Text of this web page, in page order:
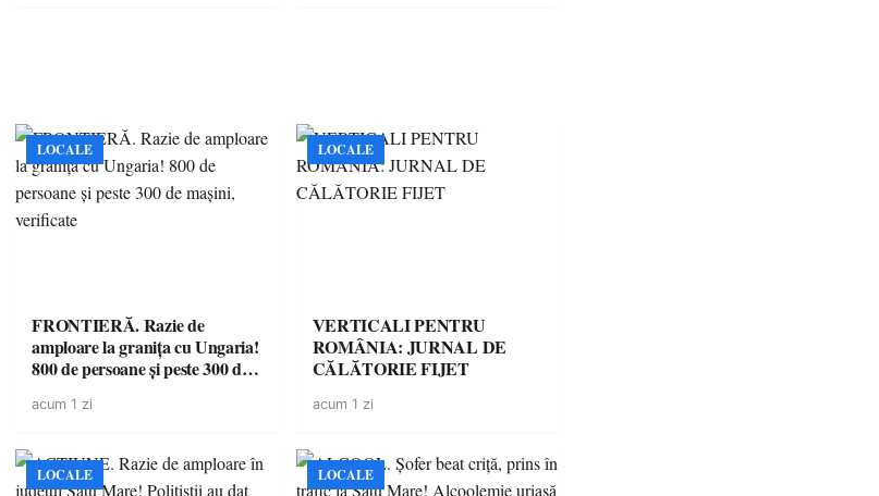
LOCALE
FRONTIERĂ. Razie de
amploare la granița cu Ungaria!
800 de persoane și peste 300 de
acum 1 zi
LOCALE
VERTICALI PENTRU
ROMÂNIA: JURNAL DE
CĂLĂTORIE FIJET
acum 1 zi
LOCALE LOCALE